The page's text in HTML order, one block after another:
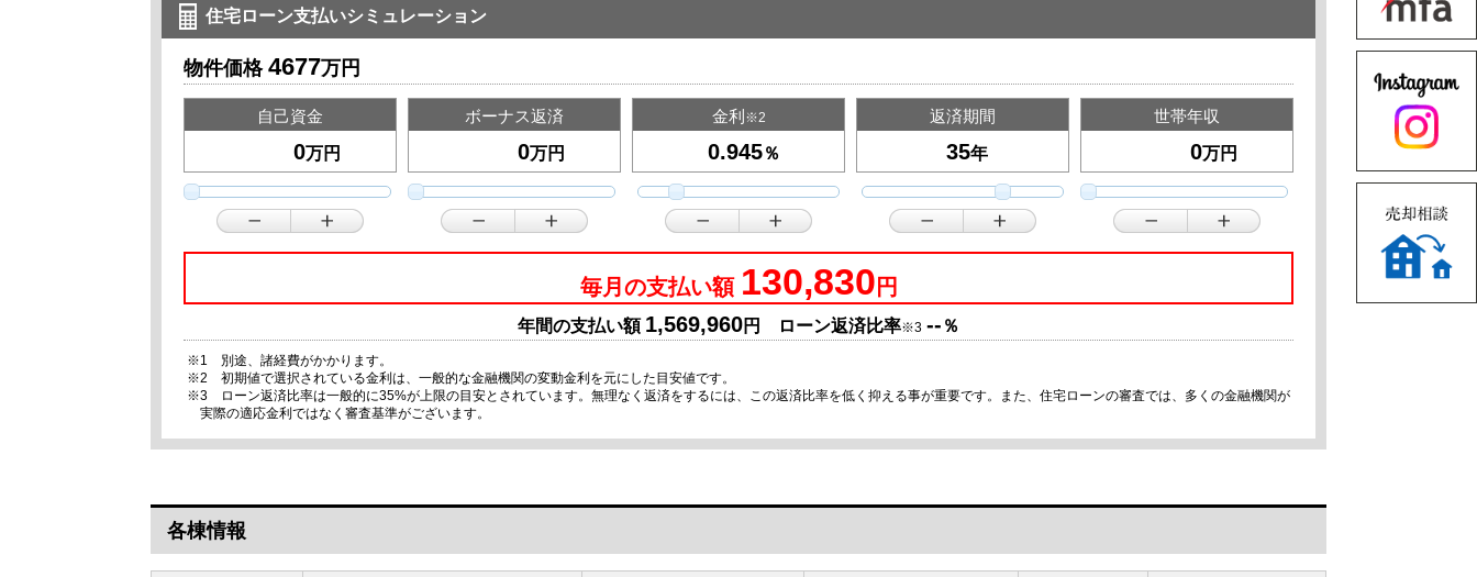
住宅ローン支払いシミュレーション
物件価格 4677万円
自己資金
万円
ボーナス返済
万円
金利 ※2
％
返済期間
年
世帯年収
万円
毎月の支払い額 130,830 円
年間の支払い額 1,569,960円 ローン返済比率※3 -- ％
※1 別途、諸経費がかかります。
※2 初期値で選択されている金利は、一般的な金融機関の変動金利を元にした目安値です。
※3 ローン返済比率は一般的に35%が上限の目安とされています。無理なく返済をするには、この返済比率を低く抑える事が重要です。また、住宅ローンの審査では、多くの金融機関が
実際の適応金利ではなく審査基準がございます。
各棟情報